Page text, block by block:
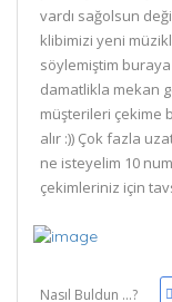
vardı sağolsun
klibimizi yeni
söylemiştim
damatlikla mekan
müşterileri çekime
alır :)) Çok fazla
ne isteyelim 10
çekimleriniz için
Nasıl Buldun ...?